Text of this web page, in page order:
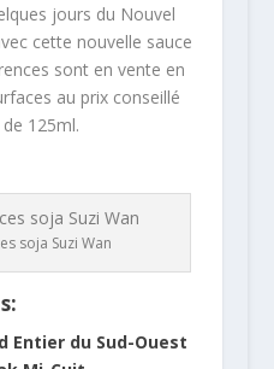
jours du Nouvel
cette nouvelle sauce
sont en vente en
au prix conseillé
125ml.
soja Suzi Wan